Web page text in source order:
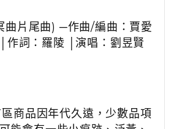
曲片尾曲) ─作曲/編曲：賈愛
│作詞：羅陵 │演唱：劉昱賢
商品因年代久遠，少數品項